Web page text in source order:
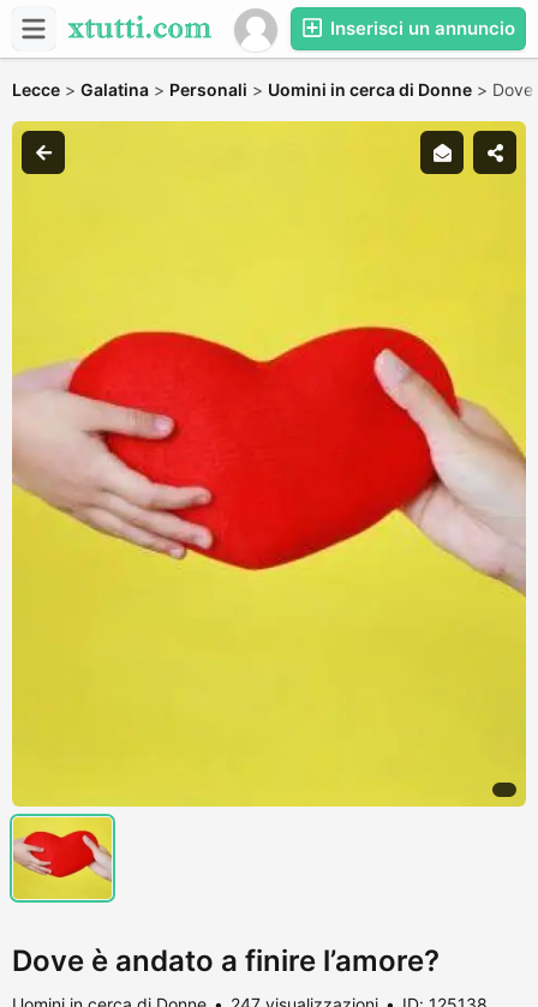
Inserisci un annuncio
Lecce > Galatina > Personali > Uomini in cerca di Donne > Dove
Dove è andato a finire l’amore?